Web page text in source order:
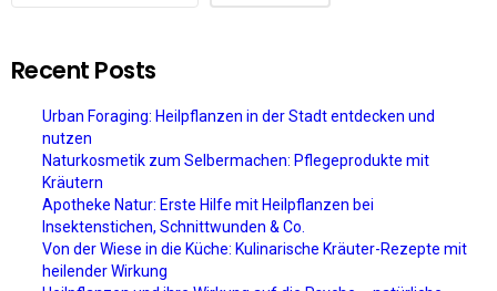
Recent Posts
Urban Foraging: Heilpflanzen in der Stadt entdecken und
nutzen
Naturkosmetik zum Selbermachen: Pflegeprodukte mit
Kräutern
Apotheke Natur: Erste Hilfe mit Heilpflanzen bei
Insektenstichen, Schnittwunden & Co.
Von der Wiese in die Küche: Kulinarische Kräuter-Rezepte mit
heilender Wirkung